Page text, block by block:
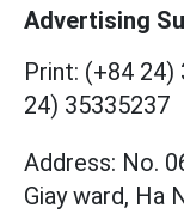
Advertising
Print: (+84 24)
24) 35335237
Address: No.
Giay ward, Ha